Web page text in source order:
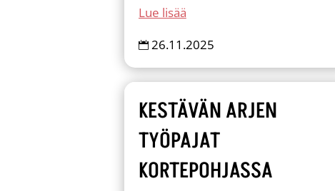
Lue lisää
 26.11.2025
KESTÄVÄN ARJEN
TYÖPAJAT
KORTEPOHJASSA